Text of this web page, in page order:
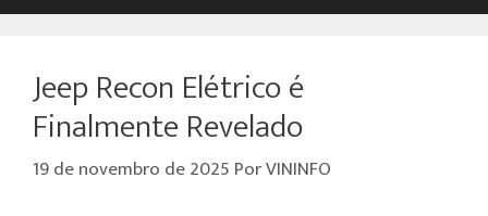
Jeep Recon Elétrico é
Finalmente Revelado
19 de novembro de 2025 PorVININFO